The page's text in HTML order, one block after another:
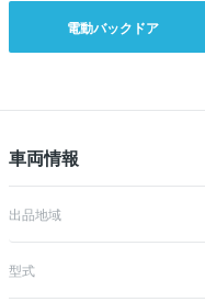
電動バックドア
車両情報
出品地域
型式